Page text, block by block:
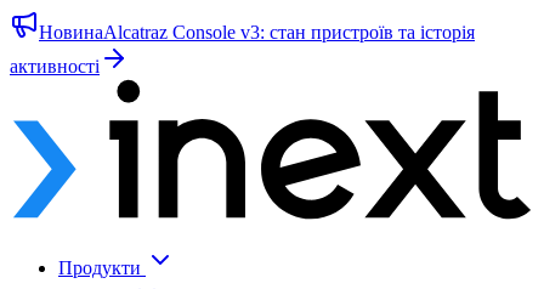
НовинаAlcatraz Console v3: стан пристроїв та історія
активності
Продукти